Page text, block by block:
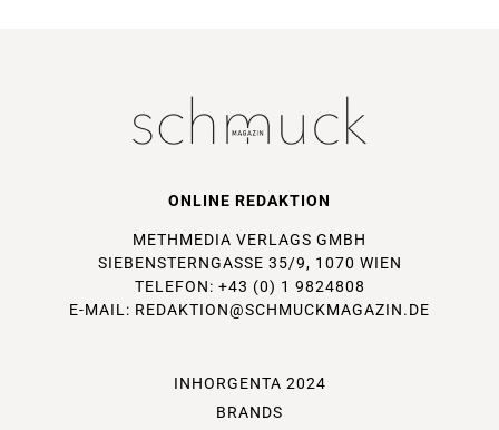
ONLINE REDAKTION
METHMEDIA VERLAGS GMBH
SIEBENSTERNGASSE 35/9, 1070 WIEN
TELEFON: +43 (0) 1 9824808
E-MAIL: REDAKTION@SCHMUCKMAGAZIN.DE
INHORGENTA 2024
BRANDS